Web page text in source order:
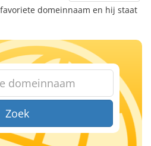
domeinnaam en hij staat
Zoek